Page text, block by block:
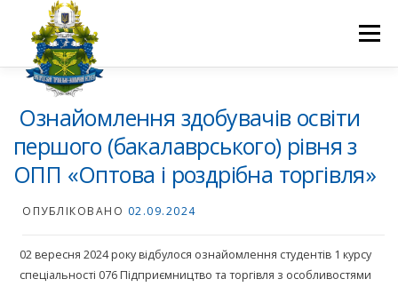
Меню
ПРО НАС
НОВИНИ ВСТУП 2026 ВОЛОНТЕРСТВО КОНТАКТИ
Ознайомлення здобувачів освіти
першого (бакалаврського) рівня з
ОПП «Оптова і роздрібна торгівля»
ОПУБЛІКОВАНО 02.09.2024
02 вересня 2024 року відбулося ознайомлення студентів 1 курсу
спеціальності 076 Підприємництво та торгівля з особливостями